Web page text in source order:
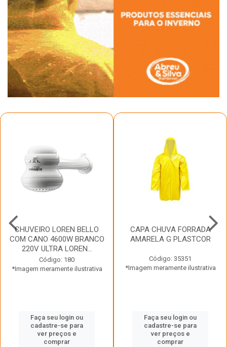
CHUVEIRO LOREN BELLO
COM CANO 4600W BRANCO
220V ULTRA LOREN...
Código: 180
*Imagem meramente ilustrativa
Faça seu login ou
cadastre-se para
ver preços e
comprar
CAPA CHUVA FORRADA
AMARELA G PLASTCOR
Código: 35351
*Imagem meramente ilustrativa
Faça seu login ou
cadastre-se para
ver preços e
comprar